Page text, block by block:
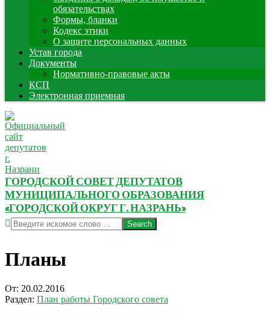
обязательствах
Формы, бланки
Кодекс этики
О защите персональных данных
Устав города
Документы
Нормативно-правовые акты
КСП
Электронная приемная
ГОРОДСКОЙ СОВЕТ ДЕПУТАТОВ
МУНИЦИПАЛЬНОГО ОБРАЗОВАНИЯ
«ГОРОДСКОЙ ОКРУГ Г. НАЗРАНЬ»
Search
Планы
От: 20.02.2016
Раздел: План работы Городского совета